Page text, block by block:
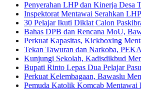
Penyerahan LHP dan Kinerja Desa
Inspektorat Mentawai Serahkan
30 Pelajar Ikuti Diklat Calon
Bahas DPB dan Rencana MoU,
Perkuat Kapasitas, Kickboxing
Tekan Tawuran dan Narkoba,
Kunjungi Sekolah, Kadisdikbud
Bupati Rinto Lepas Dua Pelajar
Perkuat Kelembagaan, Bawaslu
Pemuda Katolik Komcab Mentawai